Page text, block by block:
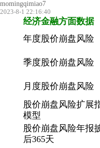
momingqimiao7
2023-8-1 22:16:40
经济金融方面数据
年度股价崩盘风险
季度股价崩盘风险
月度股价崩盘风险
股价崩盘风险扩展
模型
股价崩盘风险年报
后365天